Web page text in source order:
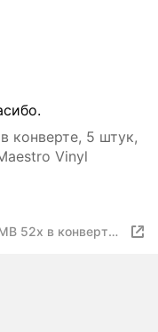
конверте, 5 штук,
Vinyl
52x в конверте,